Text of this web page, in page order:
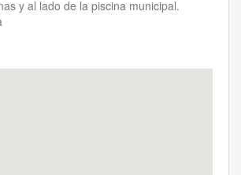
y al lado de la piscina municipal.